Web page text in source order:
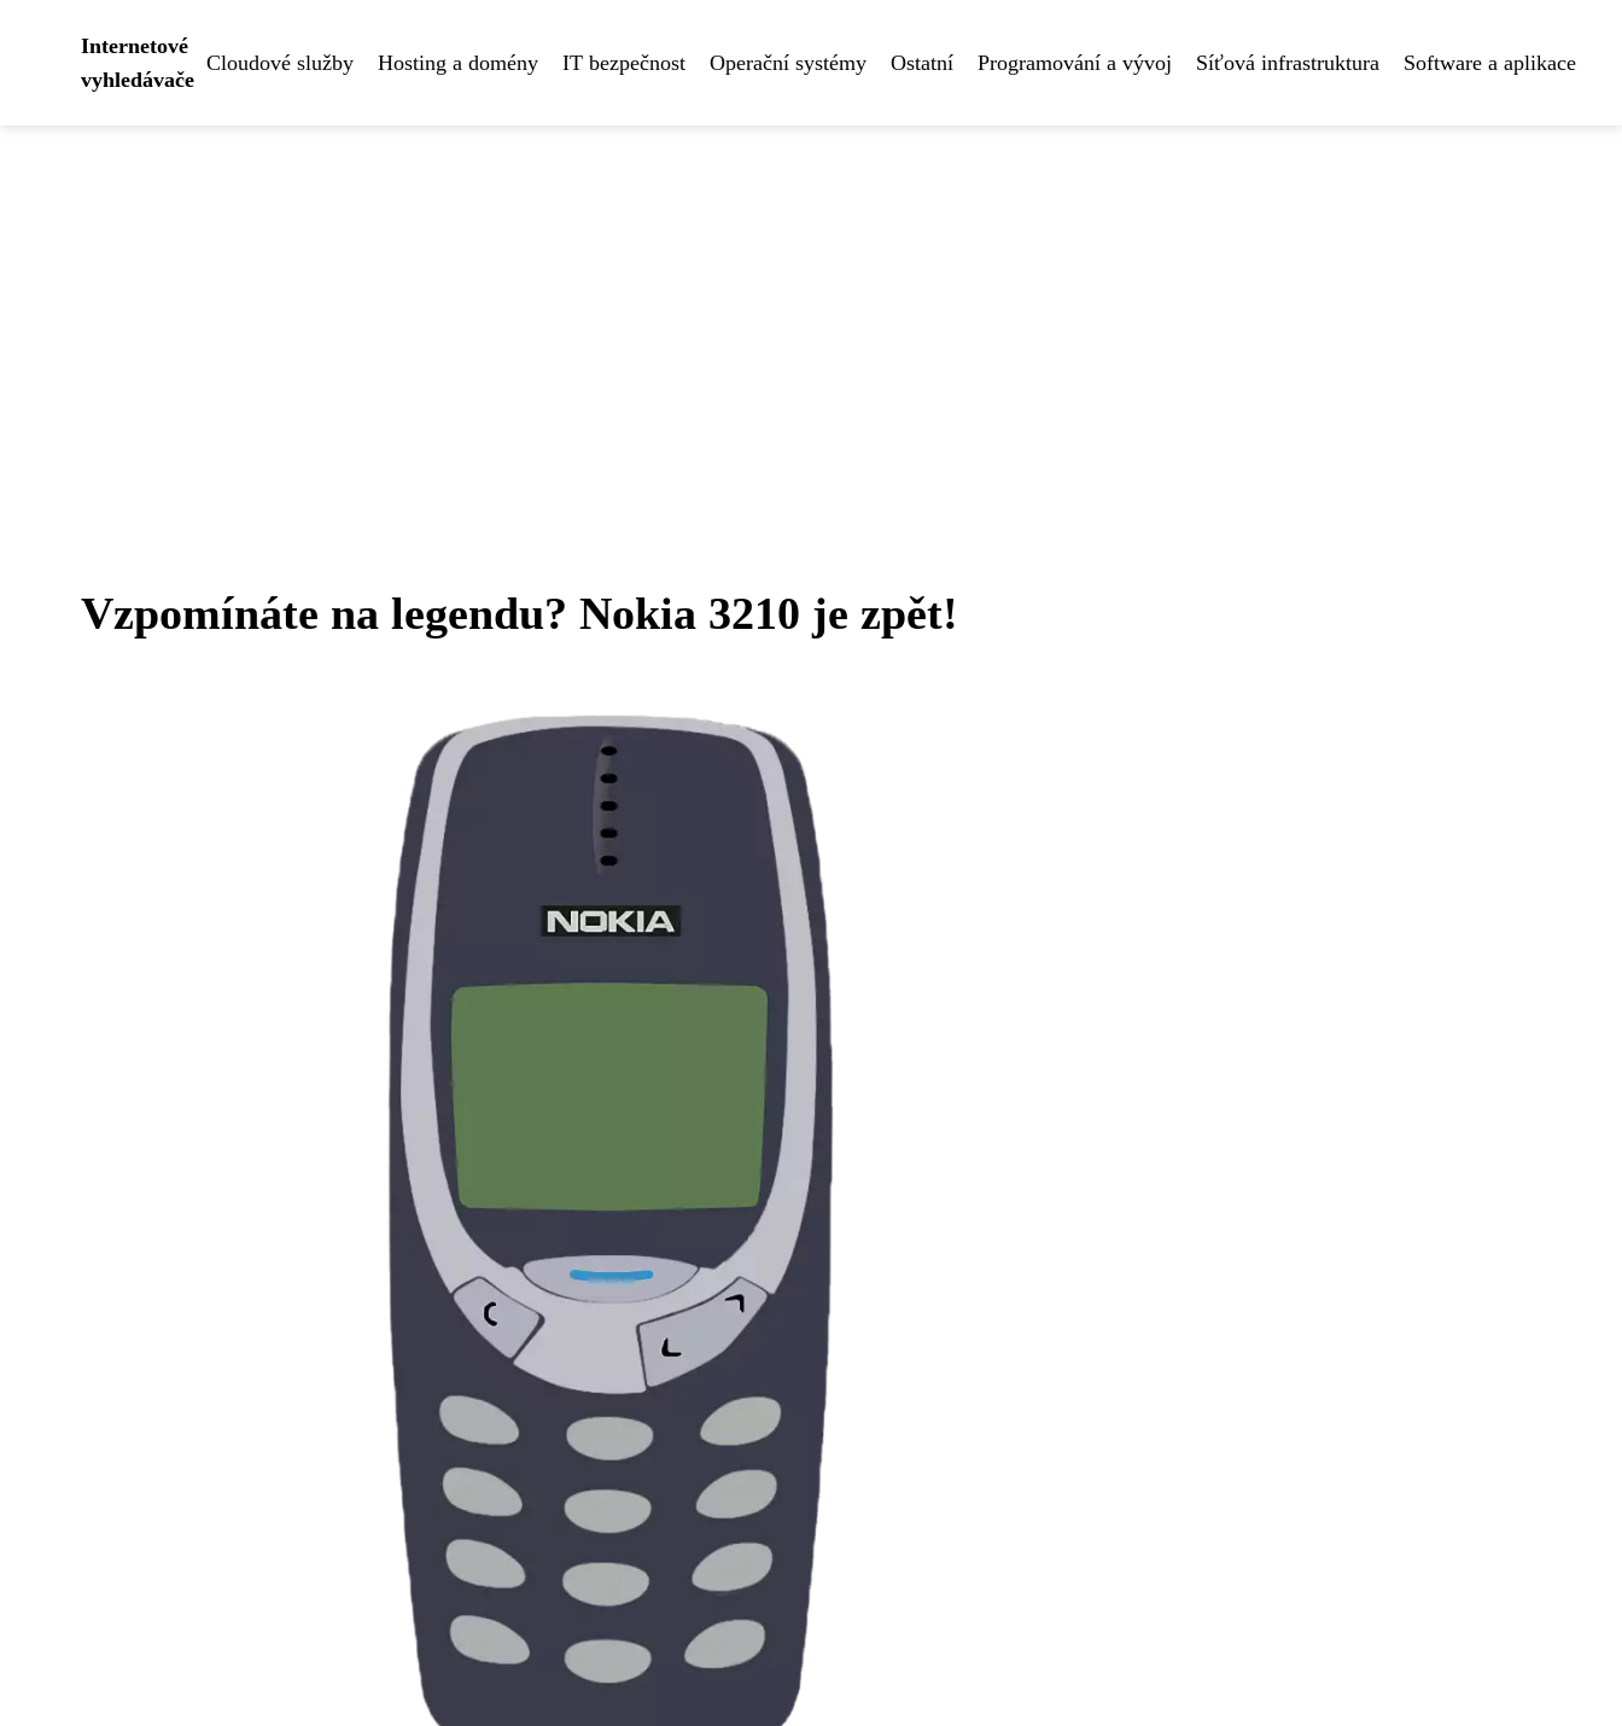
Internetové
vyhledávače
Cloudové služby Hosting a domény IT bezpečnost Operační systémy Ostatní Programování a vývoj Síťová infrastruktura Software a aplikace
Vzpomínáte na legendu? Nokia 3210 je zpět!